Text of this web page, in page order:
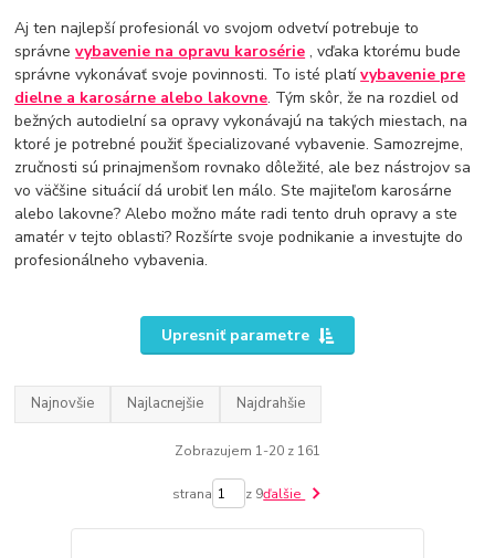
Aj ten najlepší profesionál vo svojom odvetví potrebuje to
správnevybavenie na opravu karosérie , vďaka ktorému bude
správne vykonávať svoje povinnosti. To isté platívybavenie pre
dielne a karosárne alebo lakovne. Tým skôr, že na rozdiel od
bežných autodielní sa opravy vykonávajú na takých miestach, na
ktoré je potrebné použiť špecializované vybavenie. Samozrejme,
zručnosti sú prinajmenšom rovnako dôležité, ale bez nástrojov sa
vo väčšine situácií dá urobiť len málo. Ste majiteľom karosárne
alebo lakovne? Alebo možno máte radi tento druh opravy a ste
amatér v tejto oblasti? Rozšírte svoje podnikanie a investujte do
profesionálneho vybavenia.
Upresniť parametre
Najnovšie Najlacnejšie Najdrahšie
Zobrazujem 1-20 z 161
strana z 9ďalšie